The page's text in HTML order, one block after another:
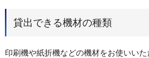
貸出できる機材の種類
印刷機や紙折機などの機材をお使いい